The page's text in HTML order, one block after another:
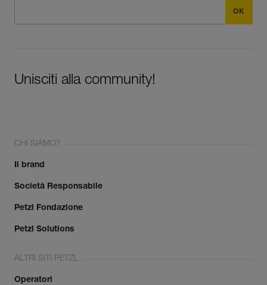
Unisciti alla community!
CHI SIAMO?
Il brand
Società Responsabile
Petzl Fondazione
Petzl Solutions
ALTRI SITI PETZL
Operatori